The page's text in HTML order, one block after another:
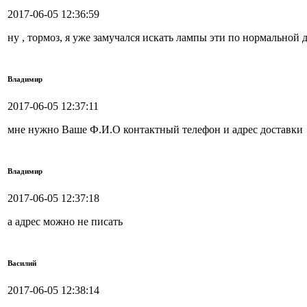
2017-06-05 12:36:59
ну , тормоз, я уже замучался искать лампы эти по нормальной
Владимир
2017-06-05 12:37:11
мне нужно Ваше Ф.И.О контактный телефон и адрес доставки
Владимир
2017-06-05 12:37:18
а адрес можно не писать
Василий
2017-06-05 12:38:14